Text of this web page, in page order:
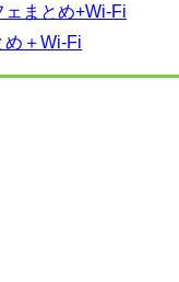
まとめ+Wi-Fi
め＋Wi-Fi